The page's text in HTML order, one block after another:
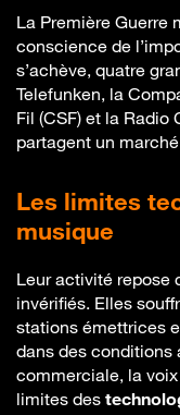
La Première Guerre
conscience de
s’achève, quatre
Telefunken, la
Fil (CSF) et la Radio
partagent un
Les limites
musique
Leur activité repose
invérifiés. Elles
stations émettrices
dans des conditions
commerciale, la
limites des